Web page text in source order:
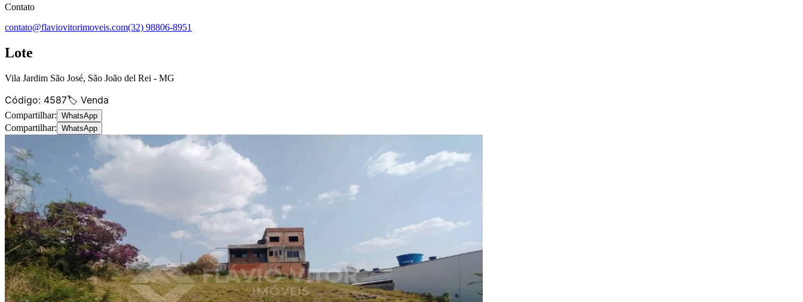
Contato
contato@flaviovitorimoveis.com(32) 98806-8951
Lote
Vila Jardim São José, São João del Rei - MG
Código: 4587🏷️ Venda
Compartilhar: WhatsApp
Compartilhar: WhatsApp